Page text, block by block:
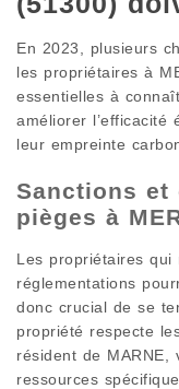
En 2023, plusieurs
les propriétaires à
essentielles à
améliorer l’efficacité
leur empreinte
Sanctions et
pièges à
Les propriétaires
réglementations
donc crucial de se
propriété respecte
résident de MARNE,
ressources